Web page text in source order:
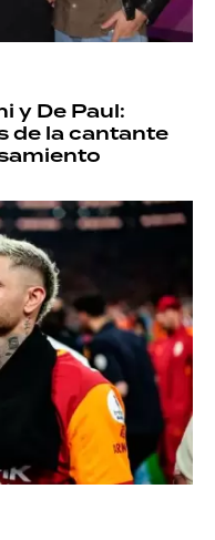
y De Paul:
de la cantante